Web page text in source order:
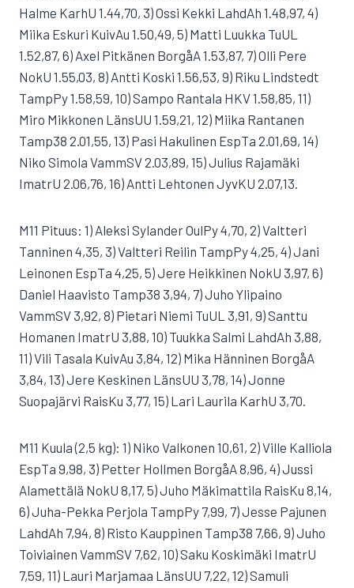
Halme KarhU 1.44,70, 3) Ossi Kekki LahdAh 1.48,97, 4)
Miika Eskuri KuivAu 1.50,49, 5) Matti Luukka TuUL
1.52,87, 6) Axel Pitkänen BorgåA 1.53,87, 7) Olli Pere
NokU 1.55,03, 8) Antti Koski 1.56,53, 9) Riku Lindstedt
TampPy 1.58,59, 10) Sampo Rantala HKV 1.58,85, 11)
Miro Mikkonen LänsUU 1.59,21, 12) Miika Rantanen
Tamp38 2.01,55, 13) Pasi Hakulinen EspTa 2.01,69, 14)
Niko Simola VammSV 2.03,89, 15) Julius Rajamäki
ImatrU 2.06,76, 16) Antti Lehtonen JyvKU 2.07,13.
M11 Pituus: 1) Aleksi Sylander OulPy 4,70, 2) Valtteri
Tanninen 4,35, 3) Valtteri Reilin TampPy 4,25, 4) Jani
Leinonen EspTa 4,25, 5) Jere Heikkinen NokU 3,97, 6)
Daniel Haavisto Tamp38 3,94, 7) Juho Ylipaino
VammSV 3,92, 8) Pietari Niemi TuUL 3,91, 9) Santtu
Homanen ImatrU 3,88, 10) Tuukka Salmi LahdAh 3,88,
11) Vili Tasala KuivAu 3,84, 12) Mika Hänninen BorgåA
3,84, 13) Jere Keskinen LänsUU 3,78, 14) Jonne
Suopajärvi RaisKu 3,77, 15) Lari Laurila KarhU 3,70.
M11 Kuula (2,5 kg): 1) Niko Valkonen 10,61, 2) Ville Kalliola
EspTa 9,98, 3) Petter Hollmen BorgåA 8,96, 4) Jussi
Alamettälä NokU 8,17, 5) Juho Mäkimattila RaisKu 8,14,
6) Juha-Pekka Perjola TampPy 7,99, 7) Jesse Pajunen
LahdAh 7,94, 8) Risto Kauppinen Tamp38 7,66, 9) Juho
Toiviainen VammSV 7,62, 10) Saku Koskimäki ImatrU
7,59, 11) Lauri Marjamaa LänsUU 7,22, 12) Samuli